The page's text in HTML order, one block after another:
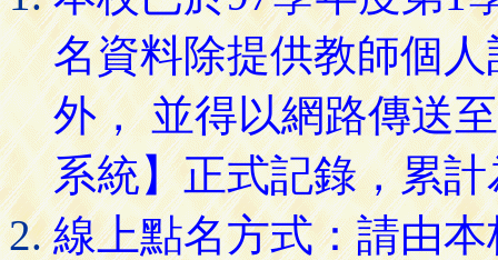
名資料除提供教師個
外， 並得以網路傳送
系統】正式記錄，累
線上點名方式：請由